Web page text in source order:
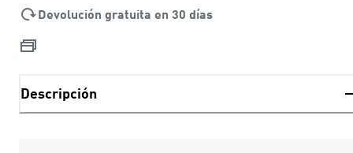
Devolución gratuita en 30 días
Descripción